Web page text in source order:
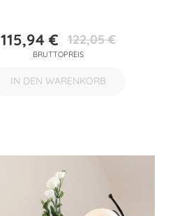
Preis
115,94 €Verkaufspreis
122,05 €
BRUTTOPREIS
IN DEN WARENKORB